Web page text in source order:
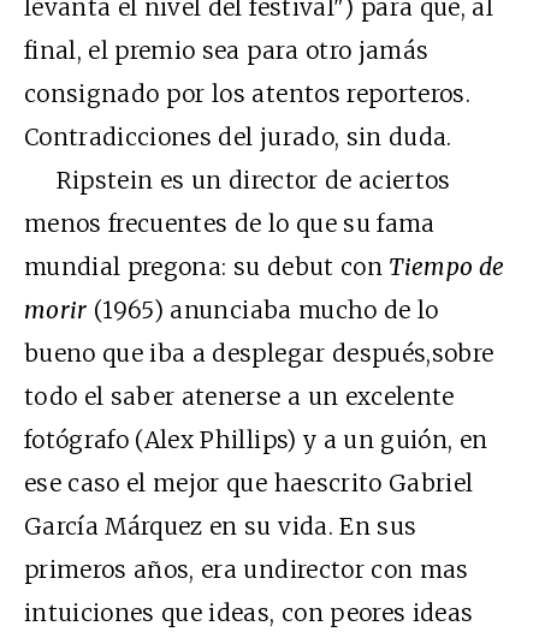
levanta el nivel del festival") para que, al
final, el premio sea para otro jamás
consignado por los atentos reporteros.
Contradicciones del jurado, sin duda.
Ripstein es un director de aciertos
menos frecuentes de lo que su fama
mundial pregona: su debut con Tiempo de
morir (1965) anunciaba mucho de lo
bueno que iba a desplegar después,sobre
todo el saber atenerse a un excelente
fotógrafo (Alex Phillips) y a un guión, en
ese caso el mejor que haescrito Gabriel
García Márquez en su vida. En sus
primeros años, era undirector con mas
intuiciones que ideas, con peores ideas